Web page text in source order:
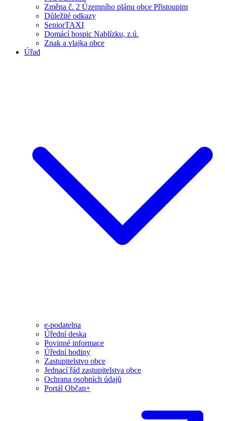
Změna č. 2 Územního plánu obce Přistoupim
Důležité odkazy
SeniorTAXI
Domácí hospic Nablízku, z.ú.
Znak a vlajka obce
Úřad
e-podatelna
Úřední deska
Povinné informace
Úřední hodiny
Zastupitelstvo obce
Jednací řád zastupitelstva obce
Ochrana osobních údajů
Portál Občan+